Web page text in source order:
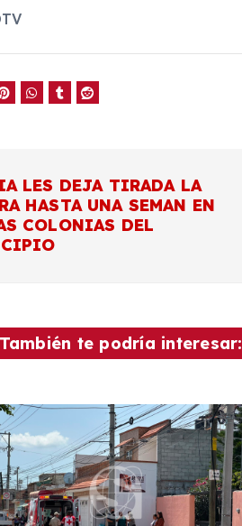
LES DEJA TIRADA LA
HASTA UNA SEMAN EN
COLONIAS DEL
También te podría interesar: